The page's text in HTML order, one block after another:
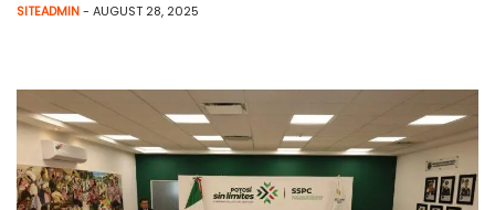
SITEADMIN- AUGUST 28, 2025